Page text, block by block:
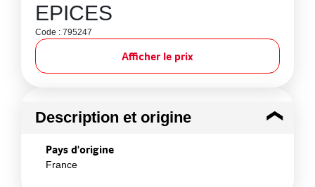
EPICES
Code : 795247
Afficher le prix
Description et origine
Pays d'origine
France